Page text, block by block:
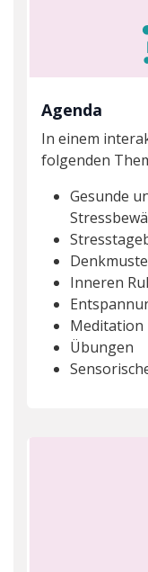
Agenda
In einem
folgenden
Gesunde
Inneren
Meditation
Übungen